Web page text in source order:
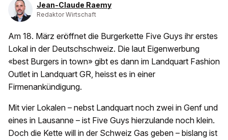
Jean-Claude Raemy
Redaktor Wirtschaft
Am 18. März eröffnet die Burgerkette Five Guys ihr erstes
Lokal in der Deutschschweiz. Die laut Eigenwerbung
«best Burgers in town» gibt es dann im Landquart Fashion
Outlet in Landquart GR, heisst es in einer
Firmenankündigung.
Mit vier Lokalen – nebst Landquart noch zwei in Genf und
eines in Lausanne – ist Five Guys hierzulande noch klein.
Doch die Kette will in der Schweiz Gas geben – bislang ist